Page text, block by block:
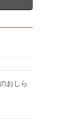
おしら